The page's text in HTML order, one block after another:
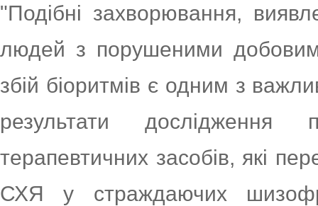
"Подібні захворювання,
людей з порушеними
збій біоритмів є одним з
результати дослідження
терапевтичних засобів, які
СХЯ у страждаючих